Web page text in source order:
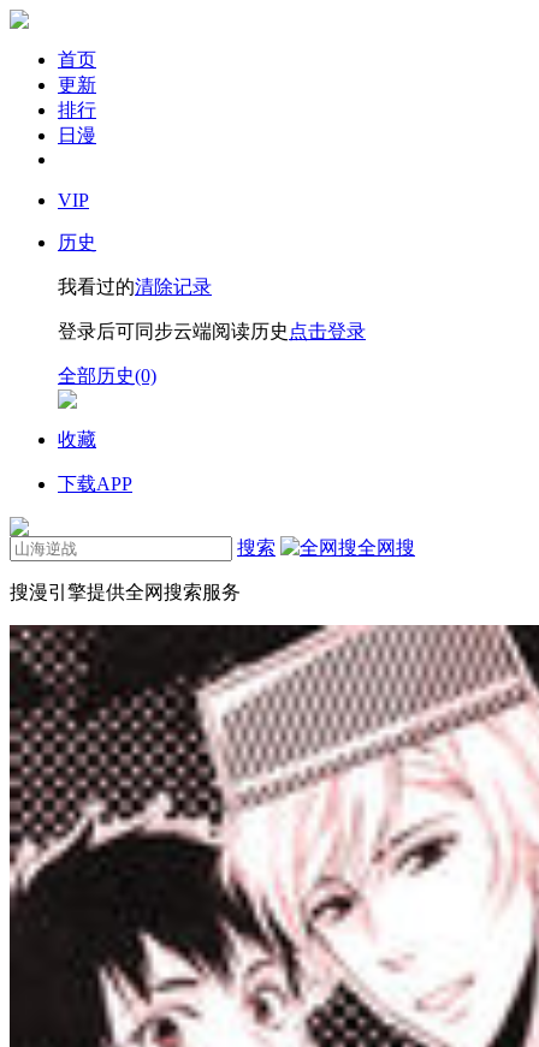
首页
更新
排行
日漫
VIP
历史
我看过的清除记录
登录后可同步云端阅读历史 点击登录
全部历史(0)
收藏
下载APP
搜索 全网搜
搜漫引擎提供全网搜索服务